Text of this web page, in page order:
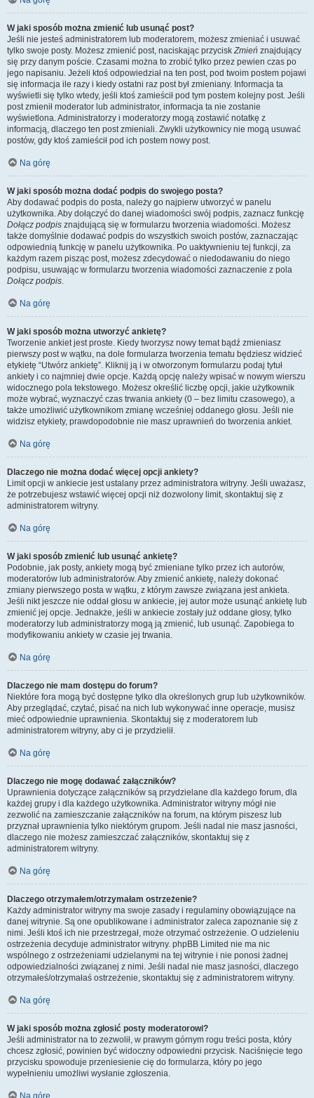
W jaki sposób można zmienić lub usunąć post?
Jeśli nie jesteś administratorem lub moderatorem, możesz zmieniać i usuwać
tylko swoje posty. Możesz zmienić post, naciskając przyciskZmień znajdujący
się przy danym poście. Czasami można to zrobić tylko przez pewien czas po
jego napisaniu. Jeżeli ktoś odpowiedział na ten post, pod twoim postem pojawi
się informacja ile razy i kiedy ostatni raz post był zmieniany. Informacja ta
wyświetli się tylko wtedy, jeśli ktoś zamieścił pod tym postem kolejny post. Jeśli
post zmienił moderator lub administrator, informacja ta nie zostanie
wyświetlona. Administratorzy i moderatorzy mogą zostawić notatkę z
informacją, dlaczego ten post zmieniali. Zwykli użytkownicy nie mogą usuwać
postów, gdy ktoś zamieścił pod ich postem nowy post.
Na górę
W jaki sposób można dodać podpis do swojego posta?
Aby dodawać podpis do posta, należy go najpierw utworzyć w panelu
użytkownika. Aby dołączyć do danej wiadomości swój podpis, zaznacz funkcję
Dołącz podpis znajdującą się w formularzu tworzenia wiadomości. Możesz
także domyślnie dodawać podpis do wszystkich swoich postów, zaznaczając
odpowiednią funkcję w panelu użytkownika. Po uaktywnieniu tej funkcji, za
każdym razem pisząc post, możesz zdecydować o niedodawaniu do niego
podpisu, usuwając w formularzu tworzenia wiadomości zaznaczenie z pola
Dołącz podpis.
Na górę
W jaki sposób można utworzyć ankietę?
Tworzenie ankiet jest proste. Kiedy tworzysz nowy temat bądź zmieniasz
pierwszy post w wątku, na dole formularza tworzenia tematu będziesz widzieć
etykietę “Utwórz ankietę”. Kliknij ją i w otworzonym formularzu podaj tytuł
ankiety i co najmniej dwie opcje. Każdą opcję należy wpisać w nowym wierszu
widocznego pola tekstowego. Możesz określić liczbę opcji, jakie użytkownik
może wybrać, wyznaczyć czas trwania ankiety (0 – bez limitu czasowego), a
także umożliwić użytkownikom zmianę wcześniej oddanego głosu. Jeśli nie
widzisz etykiety, prawdopodobnie nie masz uprawnień do tworzenia ankiet.
Na górę
Dlaczego nie można dodać więcej opcji ankiety?
Limit opcji w ankiecie jest ustalany przez administratora witryny. Jeśli uważasz,
że potrzebujesz wstawić więcej opcji niż dozwolony limit, skontaktuj się z
administratorem witryny.
Na górę
W jaki sposób zmienić lub usunąć ankietę?
Podobnie, jak posty, ankiety mogą być zmieniane tylko przez ich autorów,
moderatorów lub administratorów. Aby zmienić ankietę, należy dokonać
zmiany pierwszego posta w wątku, z którym zawsze związana jest ankieta.
Jeśli nikt jeszcze nie oddał głosu w ankiecie, jej autor może usunąć ankietę lub
zmienić jej opcje. Jednakże, jeśli w ankiecie zostały już oddane głosy, tylko
moderatorzy lub administratorzy mogą ją zmienić, lub usunąć. Zapobiega to
modyfikowaniu ankiety w czasie jej trwania.
Na górę
Dlaczego nie mam dostępu do forum?
Niektóre fora mogą być dostępne tylko dla określonych grup lub użytkowników.
Aby przeglądać, czytać, pisać na nich lub wykonywać inne operacje, musisz
mieć odpowiednie uprawnienia. Skontaktuj się z moderatorem lub
administratorem witryny, aby ci je przydzielił.
Na górę
Dlaczego nie mogę dodawać załączników?
Uprawnienia dotyczące załączników są przydzielane dla każdego forum, dla
każdej grupy i dla każdego użytkownika. Administrator witryny mógł nie
zezwolić na zamieszczanie załączników na forum, na którym piszesz lub
przyznał uprawnienia tylko niektórym grupom. Jeśli nadal nie masz jasności,
dlaczego nie możesz zamieszczać załączników, skontaktuj się z
administratorem witryny.
Na górę
Dlaczego otrzymałem/otrzymałam ostrzeżenie?
Każdy administrator witryny ma swoje zasady i regulaminy obowiązujące na
danej witrynie. Są one opublikowane i administrator zaleca zapoznanie się z
nimi. Jeśli ktoś ich nie przestrzegał, może otrzymać ostrzeżenie. O udzieleniu
ostrzeżenia decyduje administrator witryny. phpBB Limited nie ma nic
wspólnego z ostrzeżeniami udzielanymi na tej witrynie i nie ponosi żadnej
odpowiedzialności związanej z nimi. Jeśli nadal nie masz jasności, dlaczego
otrzymałeś/otrzymałaś ostrzeżenie, skontaktuj się z administratorem witryny.
Na górę
W jaki sposób można zgłosić posty moderatorowi?
Jeśli administrator na to zezwolił, w prawym górnym rogu treści posta, który
chcesz zgłosić, powinien być widoczny odpowiedni przycisk. Naciśnięcie tego
przycisku spowoduje przeniesienie cię do formularza, który po jego
wypełnieniu umożliwi wysłanie zgłoszenia.
Na górę